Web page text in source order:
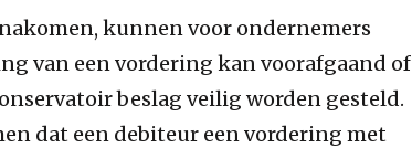
kunnen voor ondernemers
van een vordering kan voorafgaand of
beslag veilig worden gesteld.
dat een debiteur een vordering met